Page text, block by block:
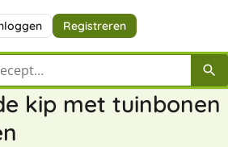
Registreren
recept
kip met tuinbonen